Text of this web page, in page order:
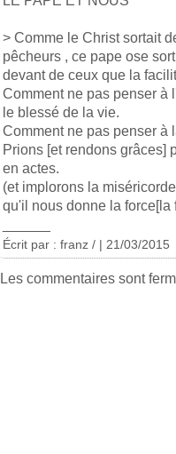
> Comme le Christ sortait
pêcheurs , ce pape ose
devant de ceux que la
Comment ne pas penser à
le blessé de la vie.
Comment ne pas penser à
Prions [et rendons grâces]
en actes.
(et implorons la
qu'il nous donne la force[la
Écrit par : franz / | 21/03/2015
Les commentaires sont